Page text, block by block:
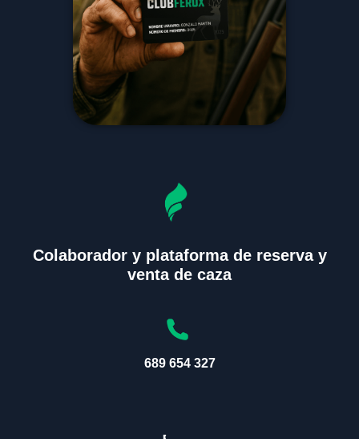
Colaborador y plataforma de reserva y
venta de caza
689 654 327